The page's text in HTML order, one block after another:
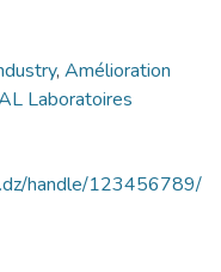
, Amélioration
Laboratoires
handle/123456789/